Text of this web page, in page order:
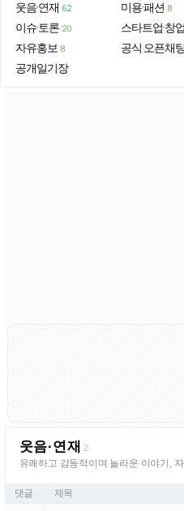
웃음·연재 62
이슈·토론 20
자유홍보 8
공개일기장
미용·패션 8
스타트업·창업
공식 오픈채팅
웃음·연재 2
유쾌하고 감동적이며 놀라운 이야기,
댓글 제목